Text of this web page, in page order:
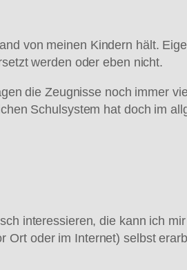
von meinen Kindern hält.
werden oder eben nicht.
die Zeugnisse noch immer
Schulsystem hat doch im
interessieren, die kann ich
oder im Internet) selbst